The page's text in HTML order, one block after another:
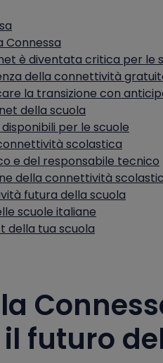
Connessa
è diventata critica per le
della connettività
la transizione con
della scuola
per le scuole
scolastica
e del responsabile tecnico
della connettività
futura della scuola
scuole italiane
della tua scuola
futuro